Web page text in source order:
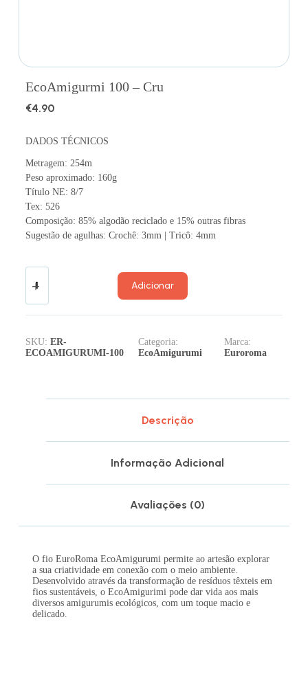
EcoAmigurmi 100 – Cru
€4.90
DADOS TÉCNICOS
Metragem: 254m
Peso aproximado: 160g
Título NE: 8/7
Tex: 526
Composição: 85% algodão reciclado e 15% outras fibras
Sugestão de agulhas: Crochê: 3mm | Tricô: 4mm
Adicionar
SKU: ER-
ECOAMIGURUMI-100
Categoria:
EcoAmigurumi
Marca:
Euroroma
Descrição
Informação Adicional
Avaliações (0)
O fio EuroRoma EcoAmigurumi permite ao artesão explorar
a sua criatividade em conexão com o meio ambiente.
Desenvolvido através da transformação de resíduos têxteis em
fios sustentáveis, o EcoAmigurimi pode dar vida aos mais
diversos amigurumis ecológicos, com um toque macio e
delicado.